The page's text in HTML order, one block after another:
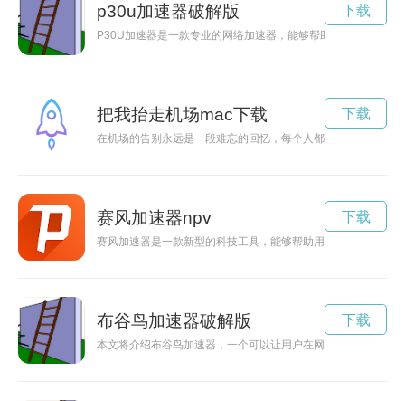
p30u加速器破解版
P30U加速器是一款专业的网络加速器，能够帮助用户加快网
下载
把我抬走机场mac下载
在机场的告别永远是一段难忘的回忆，每个人都会经历生离别
下载
赛风加速器npv
赛风加速器是一款新型的科技工具，能够帮助用户加快网络访
下载
布谷鸟加速器破解版
本文将介绍布谷鸟加速器，一个可以让用户在网络世界中体验
下载